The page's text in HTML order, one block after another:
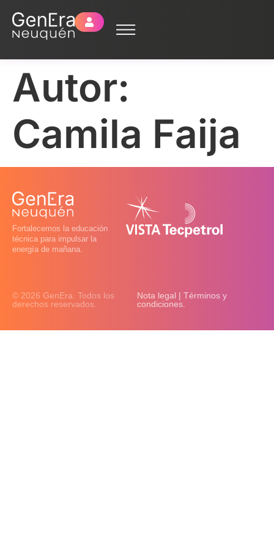
Autor:
Camila Faija
Fortalecemos la educación
técnica para impulsar la
energía de mañana.
© 2026 GenEra. Todos los
derechos reservados.
Nota legal | Términos y
condiciones.